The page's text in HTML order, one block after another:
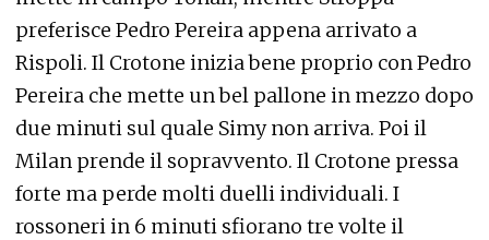
preferisce Pedro Pereira appena arrivato a
Rispoli. Il Crotone inizia bene proprio con Pedro
Pereira che mette un bel pallone in mezzo dopo
due minuti sul quale Simy non arriva. Poi il
Milan prende il sopravvento. Il Crotone pressa
forte ma perde molti duelli individuali. I
rossoneri in 6 minuti sfiorano tre volte il